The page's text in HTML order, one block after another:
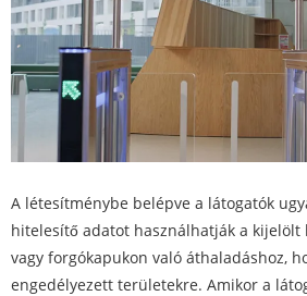
A létesítménybe belépve a látogatók
hitelesítő adatot használhatják a kijelölt
vagy forgókapukon való áthaladáshoz,
engedélyezett területekre. Amikor a